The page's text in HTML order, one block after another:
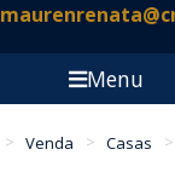
Menu
Venda Casas